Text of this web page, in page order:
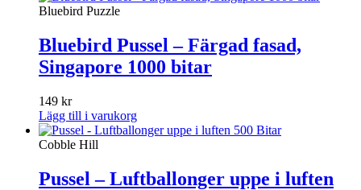
Bluebird Puzzle
Bluebird Pussel – Färgad fasad,
Singapore 1000 bitar
149 kr
Lägg till i varukorg
Cobble Hill
Pussel – Luftballonger uppe i luften